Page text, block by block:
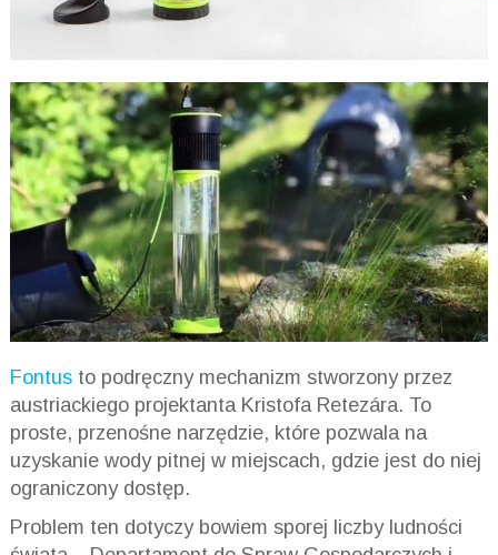
Fontus to podręczny mechanizm stworzony przez
austriackiego projektanta Kristofa Retezára. To
proste, przenośne narzędzie, które pozwala na
uzyskanie wody pitnej w miejscach, gdzie jest do niej
ograniczony dostęp.
Problem ten dotyczy bowiem sporej liczby ludności